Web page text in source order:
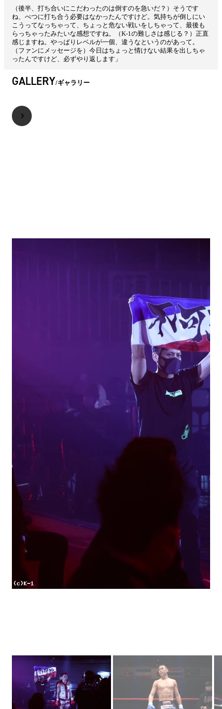
（後半、打ち合いにこだわったのは倒すのを急いだ？）そうです
ね、べつに打ち合う必要はなかったんですけど。気持ちが倒しにい
こうってなっちゃって、ちょっと危ない戦いをしちゃって、最後も
らっちゃったみたいな感想ですね。
（K-1の難しさは感じる？）正直
感じますね。やっぱりレベルが一個、違うなというのがあって。
（ファンにメッセージを）今日はちょっと情けない結果を出しちゃ
ったんですけど、必ずやり返します」
GALLERY ギャラリー